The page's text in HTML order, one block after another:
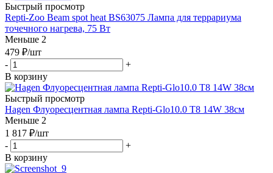
Быстрый просмотр
Repti-Zoo Beam spot heat BS63075 Лампа для террариума
точечного нагрева, 75 Вт
Меньше 2
479 ₽/шт
-
+
В корзину
Быстрый просмотр
Hagen Флуоресцентная лампа Repti-Glo10.0 Т8 14W 38см
Меньше 2
1 817 ₽/шт
-
+
В корзину